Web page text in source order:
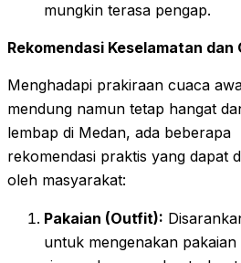
mungkin terasa pengap.
Rekomendasi Keselamatan dan
Menghadapi prakiraan cuaca
mendung namun tetap hangat
lembap di Medan, ada beberapa
rekomendasi praktis yang dapat
oleh masyarakat:
Pakaian (Outfit):
untuk mengenakan pakaian